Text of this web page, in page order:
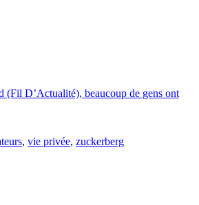
(Fil D’Actualité), beaucoup de gens ont
, vie privée, zuckerberg